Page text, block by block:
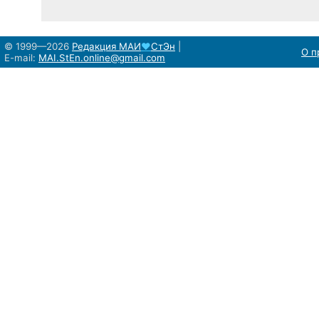
© 1999—2026 Редакция МАИ♥СтЭн
E-mail: MAI.StEn.online@gmail.com О